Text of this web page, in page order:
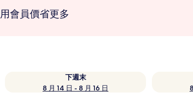
用會員價省更多
下週末
8 月 14 日 - 8 月 16 日